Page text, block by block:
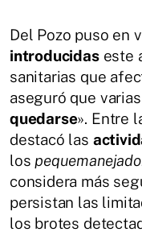
Del Pozo puso en
introducidaseste
sanitarias que
aseguró que
quedarse». Entre
destacó las
los
considera más
persistan las
los brotes